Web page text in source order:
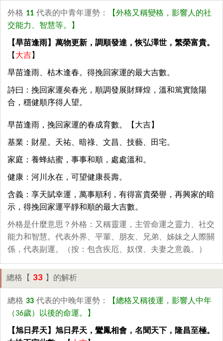
外格 11 代表的中青年運勢：
【外格又稱變格，影響人的社
交能力、智慧等。】
【旱苗逢雨】萬物更新，調順發達，恢弘澤世，繁榮富貴。
【 大吉】
旱苗逢雨、枯木逢春。得挽回家運的最大吉數。
詩曰：挽回家運矣春光，順調發展財輝煌，溫和篤實陰陽
合，穩健順序得人望。
早苗逢雨，挽回家運的春成育數。【大吉】
基業：財星。天祐、暗祿、文昌、技藝、田宅。
家庭：養蜂結蜜，事事和順，處處溫和。
健康：河川永在，可望健康長壽。
含義：享天賦幸運，萬事順利，有得富貴榮譽，再興家的暗
示，得挽回家運平靜和順的最大吉數。
外格是什麼意思？外格：又稱靈運，主管命運之靈力、社交
能力和智慧。代表外界、平輩、朋友、兄弟、姊妹之人際關
係，代表副運。（按：包含疾厄、奴僕、夫妻之意義。）
總格【 33 】的解析
總格 33 代表的中晚年運勢：
【總格又稱後運，影響人中年
（36歲）以後的命運。】
【旭日昇天】旭日昇天，鸞鳳相會，名聞天下，隆昌至極。